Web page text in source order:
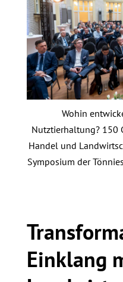
Wohin
Nutztierhaltung? 150
Handel und
Symposium der
Einklang